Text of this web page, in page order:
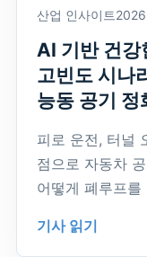
산업 인사이트
AI 기반 건강
고빈도 시나
능동 공기 정
피로 운전, 터널
점으로 자동차
어떻게 폐루프
기사 읽기